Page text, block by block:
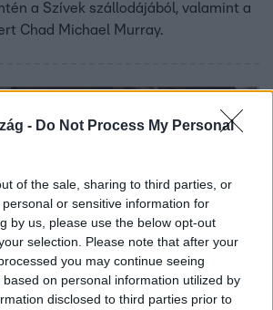
- Do Not Process My Personal
of the sale, sharing to third parties, or
or sensitive information for
by us, please use the below opt-out
selection. Please note that after your
you may continue seeing
on personal information utilized by
disclosed to third parties prior to
a Szívek szállodájából, valamint a
Chad Michael Murray.